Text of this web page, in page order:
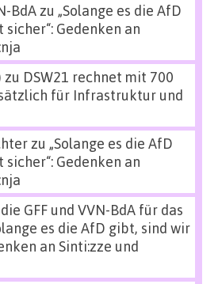
BdAzu „Solange es die AfD
Gedenken an
zu DSW21 rechnet mit 700
für Infrastruktur und
zu „Solange es die AfD
Gedenken an
GFF und VVN-BdA für das
es die AfD gibt, sind wir
an Sinti:zze und